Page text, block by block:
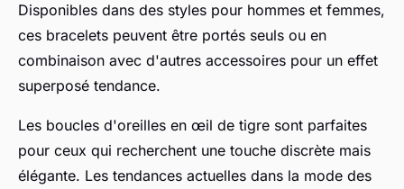
Disponibles dans des styles pour hommes et femmes,
ces bracelets peuvent être portés seuls ou en
combinaison avec d'autres accessoires pour un effet
superposé tendance.
Les boucles d'oreilles en œil de tigre sont parfaites
pour ceux qui recherchent une touche discrète mais
élégante. Les tendances actuelles dans la mode des